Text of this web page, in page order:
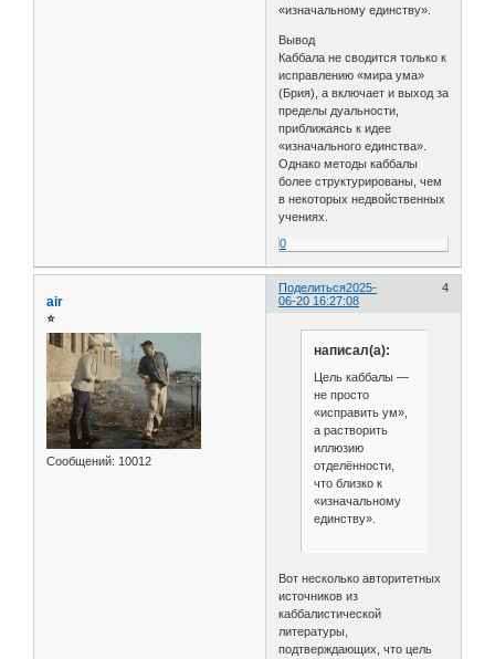
«изначальному единству».
Вывод
Каббала не сводится только к
исправлению «мира ума»
(Брия), а включает и выход за
пределы дуальности,
приближаясь к идее
«изначального единства».
Однако методы каббалы
более структурированы, чем
в некоторых недвойственных
учениях.
0
Поделиться 4
2025-
06-20 16:27:08
air
⭐
Сообщений: 10012
написал(а):
Цель каббалы —
не просто
«исправить ум»,
а растворить
иллюзию
отделённости,
что близко к
«изначальному
единству».
Вот несколько авторитетных
источников из
каббалистической
литературы,
подтверждающих, что цель